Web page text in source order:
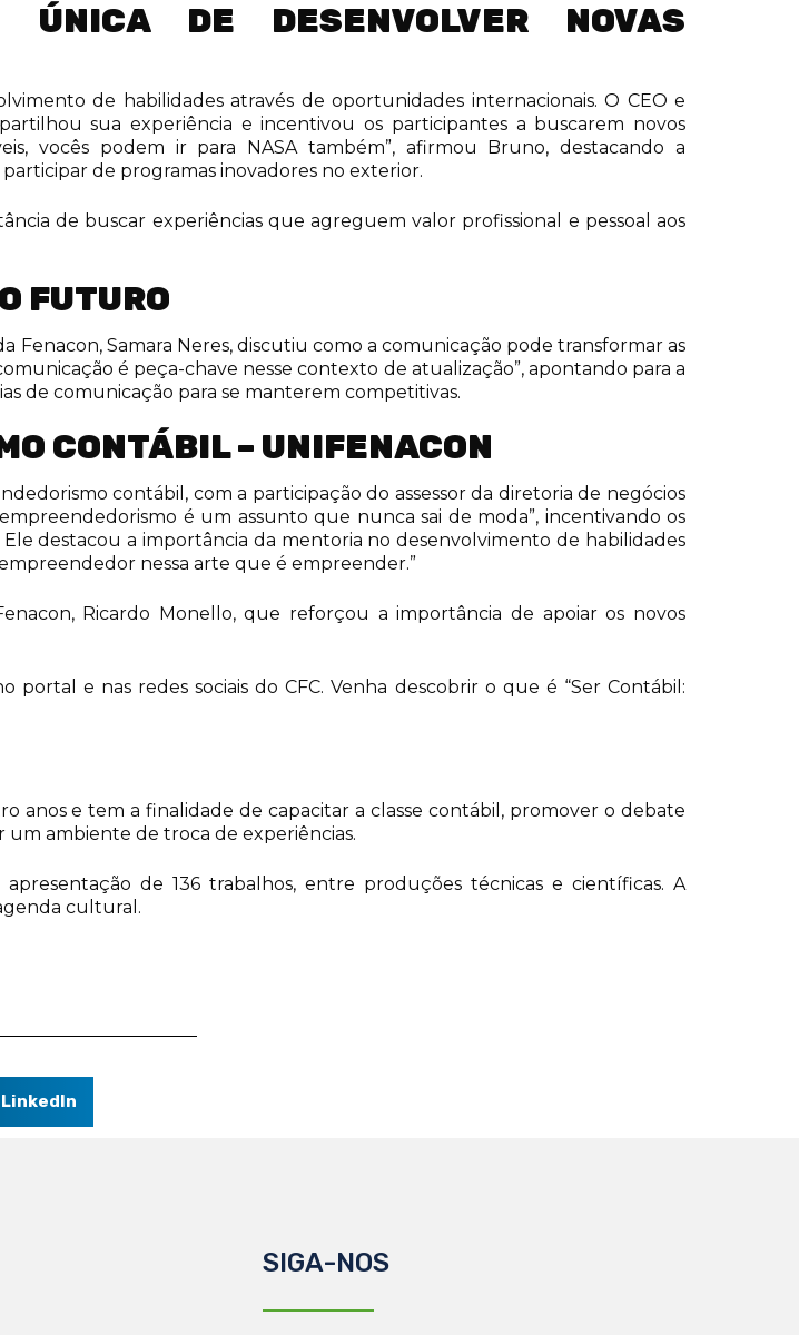
DE DESENVOLVER NOVAS
de habilidades através de oportunidades internacionais. O CEO e
sua experiência e incentivou os participantes a buscarem novos
vocês podem ir para NASA também”, afirmou Bruno, destacando a
de programas inovadores no exterior.
de buscar experiências que agreguem valor profissional e pessoal aos
FUTURO
Fenacon, Samara Neres, discutiu como a comunicação pode transformar as
é peça-chave nesse contexto de atualização”, apontando para a
de comunicação para se manterem competitivas.
CONTÁBIL – UNIFENACON
contábil, com a participação do assessor da diretoria de negócios
é um assunto que nunca sai de moda”, incentivando os
destacou a importância da mentoria no desenvolvimento de habilidades
nessa arte que é empreender.”
Ricardo Monello, que reforçou a importância de apoiar os novos
e nas redes sociais do CFC. Venha descobrir o que é “Ser Contábil:
anos e tem a finalidade de capacitar a classe contábil, promover o debate
um ambiente de troca de experiências.
de 136 trabalhos, entre produções técnicas e científicas. A
cultural.
LinkedIn
SIGA-NOS